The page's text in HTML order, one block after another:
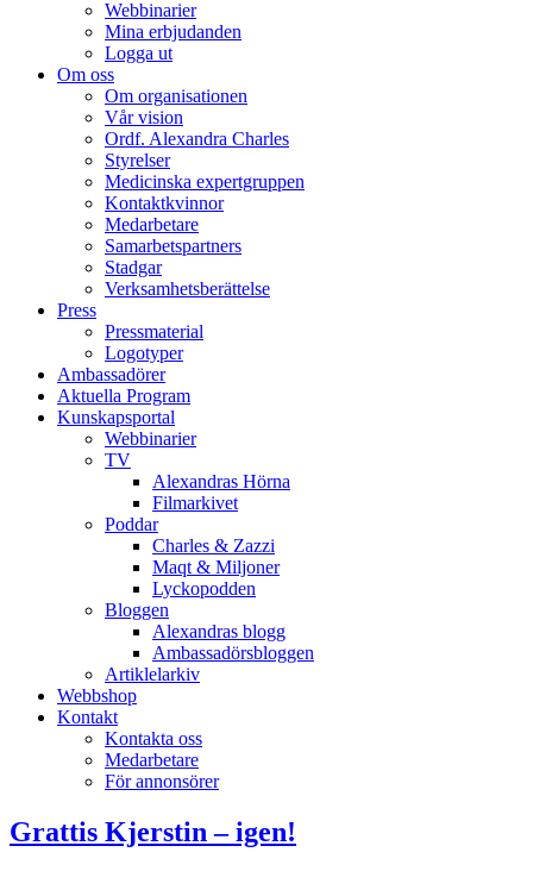
Webbinarier
Mina erbjudanden
Logga ut
Om oss
Om organisationen
Vår vision
Ordf. Alexandra Charles
Styrelser
Medicinska expertgruppen
Kontaktkvinnor
Medarbetare
Samarbetspartners
Stadgar
Verksamhetsberättelse
Press
Pressmaterial
Logotyper
Ambassadörer
Aktuella Program
Kunskapsportal
Webbinarier
TV
Alexandras Hörna
Filmarkivet
Poddar
Charles & Zazzi
Maqt & Miljoner
Lyckopodden
Bloggen
Alexandras blogg
Ambassadörsbloggen
Artiklelarkiv
Webbshop
Kontakt
Kontakta oss
Medarbetare
För annonsörer
Grattis Kjerstin – igen!